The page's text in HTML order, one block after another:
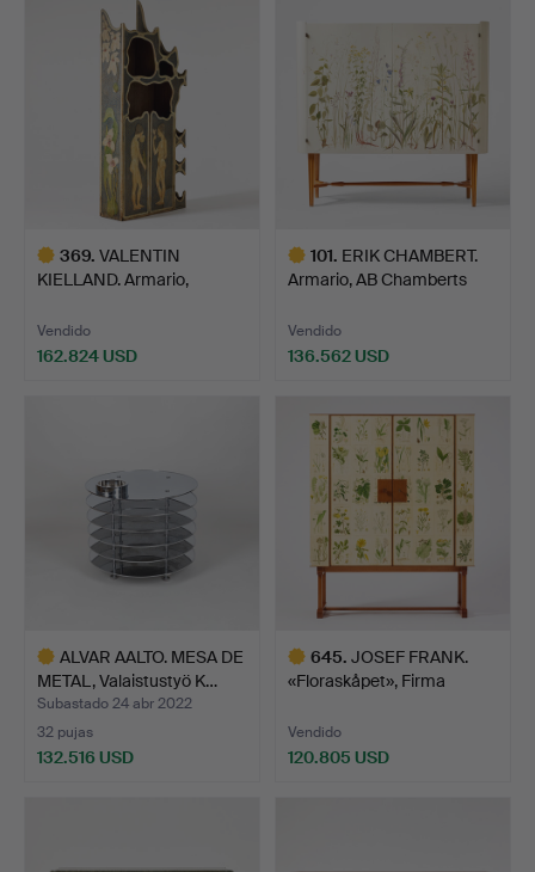
seleccionado
369. VALENTIN
KIELLAND. Armario,
Vendido
162.824 USD
101. ERIK CHAMBERT.
Armario, AB Chamberts
Vendido
136.562 USD
seleccionado
ALVAR AALTO. MESA DE
METAL, Valaistustyö K…
Subastado 24 abr 2022
32 pujas
132.516 USD
645. JOSEF FRANK.
«Floraskåpet», Firma
Vendido
120.805 USD